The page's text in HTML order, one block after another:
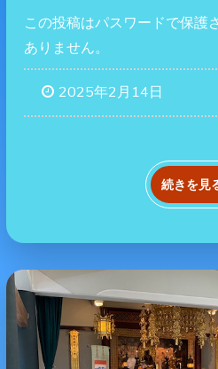
この投稿はパスワードで保護
ありません。
2025年2月14日
続きを見